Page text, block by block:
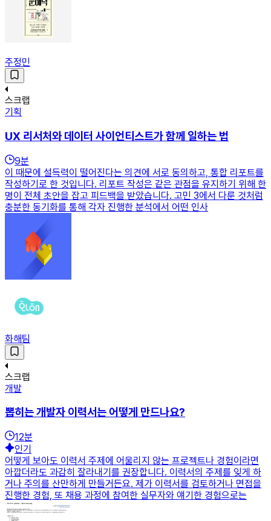
주정민
스크랩
기획
UX 리서처와 데이터 사이언티스트가 함께 일하는 법
9분
이 때문에 설득력이 떨어진다는 의견에 서로 동의하고, 통합 리포트를
작성하기로 한 것입니다. 리포트 작성은 같은 관점을 유지하기 위해 한
명이 전체 초안을 잡고 피드백을 받았습니다. 고민 3에서 다룬 것처럼
충분한 동기화를 통해 각자 진행한 분석에서 어떤 인사
화해팀
스크랩
개발
뽑히는 개발자 이력서는 어떻게 만드나요?
12분
인기
어떻게 보아도 이력서 주제에 어울리지 않는 프로젝트나 경험이라면
아깝더라도 과감히 잘라내기를 권장합니다. 이력서의 주제를 잊게 하
거나 주의를 산만하게 만들거든요. 제가 이력서를 검토하거나 면접을
진행한 경험, 또 채용 과정에 참여한 실무자와 얘기한 경험으로는